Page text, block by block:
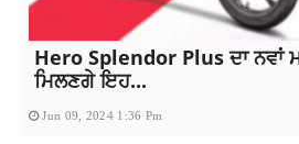
Hero Splendor Plus ਦਾ
ਮਿਲਣਗੇ ਇਹ...
Jun 09, 2024 1:36 Pm